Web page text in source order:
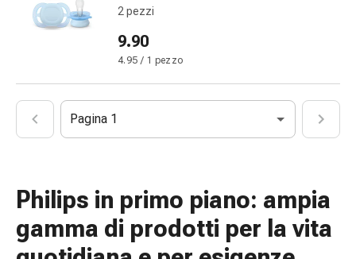
Spagirici
Antroposofico
prostata
urinari
reni
e
alla
2 pezzi
9.90
4.95 / 1 pezzo
Pagina 1
Philips in primo piano: ampia
gamma di prodotti per la vita